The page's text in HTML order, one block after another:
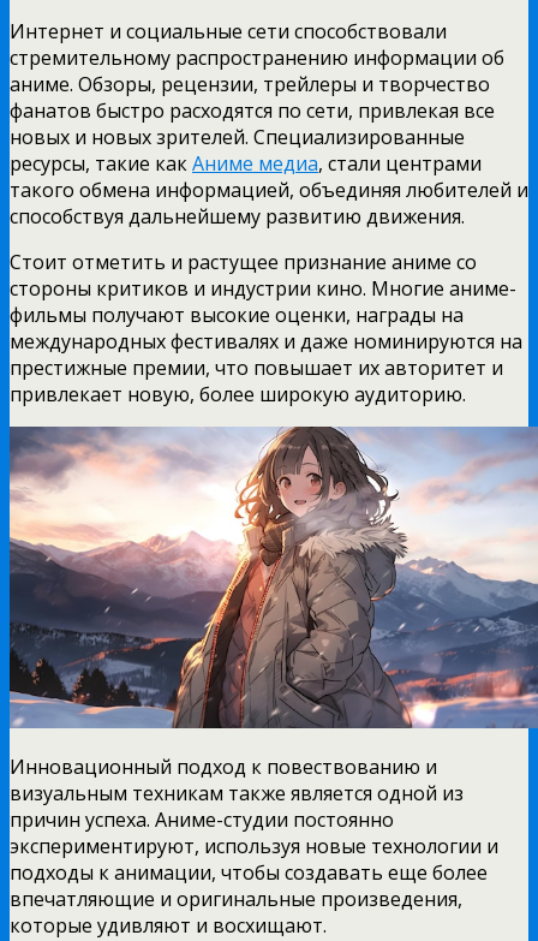
Интернет и социальные сети способствовали
стремительному распространению информации об
аниме. Обзоры, рецензии, трейлеры и творчество
фанатов быстро расходятся по сети, привлекая все
новых и новых зрителей. Специализированные
ресурсы, такие какАниме медиа, стали центрами
такого обмена информацией, объединяя любителей и
способствуя дальнейшему развитию движения.
Стоит отметить и растущее признание аниме со
стороны критиков и индустрии кино. Многие аниме-
фильмы получают высокие оценки, награды на
международных фестивалях и даже номинируются на
престижные премии, что повышает их авторитет и
привлекает новую, более широкую аудиторию.
Инновационный подход к повествованию и
визуальным техникам также является одной из
причин успеха. Аниме-студии постоянно
экспериментируют, используя новые технологии и
подходы к анимации, чтобы создавать еще более
впечатляющие и оригинальные произведения,
которые удивляют и восхищают.